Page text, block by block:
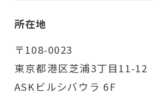
所在地
〒108-0023
東京都港区芝浦3丁目11-12
ASKビルシバウラ 6F